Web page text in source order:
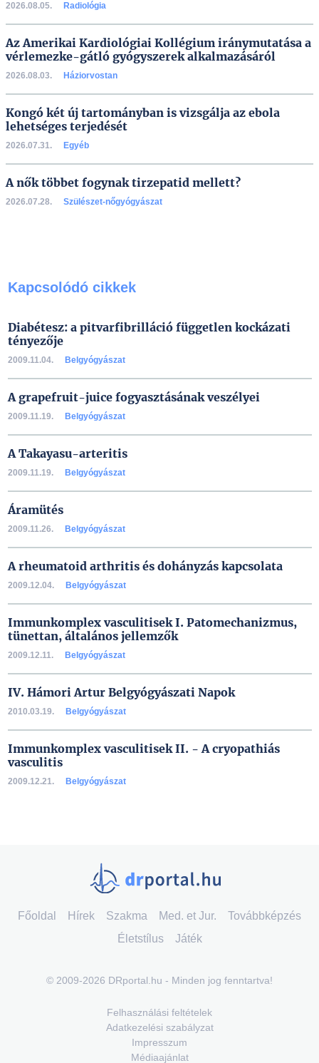
2026.08.05. Radiológia
Az Amerikai Kardiológiai Kollégium iránymutatása a
vérlemezke-gátló gyógyszerek alkalmazásáról
2026.08.03. Háziorvostan
Kongó két új tartományban is vizsgálja az ebola
lehetséges terjedését
2026.07.31. Egyéb
A nők többet fogynak tirzepatid mellett?
2026.07.28. Szülészet-nőgyógyászat
Kapcsolódó cikkek
Diabétesz: a pitvarfibrilláció független kockázati
tényezője
2009.11.04. Belgyógyászat
A grapefruit-juice fogyasztásának veszélyei
2009.11.19. Belgyógyászat
A Takayasu-arteritis
2009.11.19. Belgyógyászat
Áramütés
2009.11.26. Belgyógyászat
A rheumatoid arthritis és dohányzás kapcsolata
2009.12.04. Belgyógyászat
Immunkomplex vasculitisek I. Patomechanizmus,
tünettan, általános jellemzők
2009.12.11. Belgyógyászat
IV. Hámori Artur Belgyógyászati Napok
2010.03.19. Belgyógyászat
Immunkomplex vasculitisek II. - A cryopathiás
vasculitis
2009.12.21. Belgyógyászat
Főoldal Hírek Szakma Med. et Jur.
Továbbképzés
Életstílus
Játék
© 2009-2026 DRportal.hu - Minden jog fenntartva!
Felhasználási feltételek
Adatkezelési szabályzat
Impresszum
Médiaajánlat